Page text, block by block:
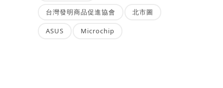
台灣發明商品促進協會 北市圖
ASUS Microchip